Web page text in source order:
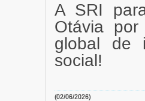
A SRI
Otávia
global de
social!
(02/06/2026)